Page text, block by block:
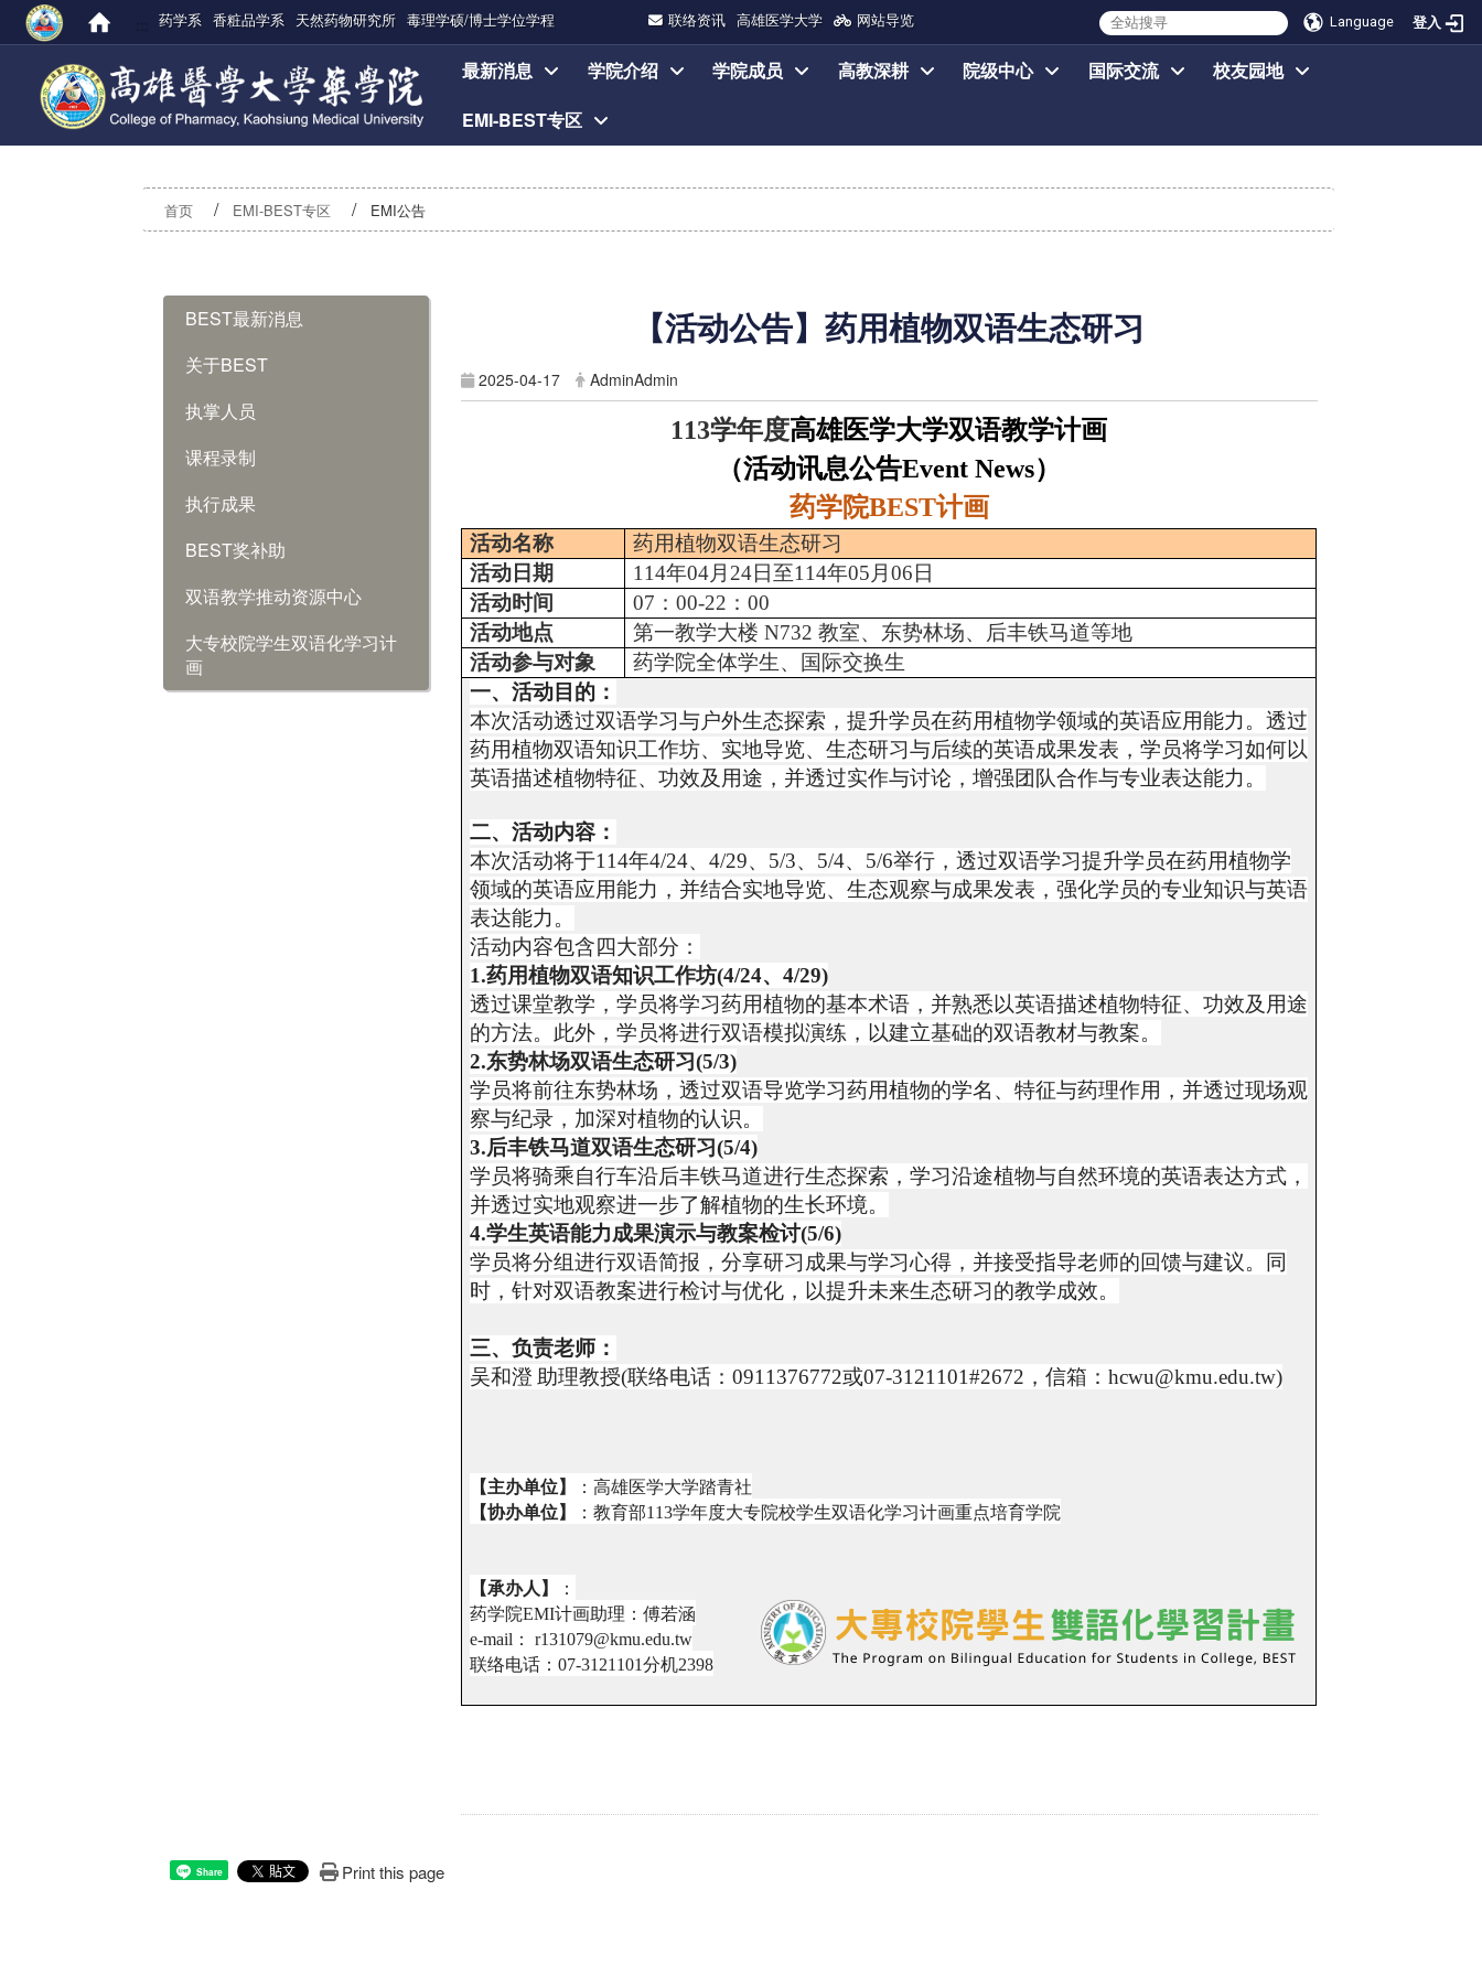
Language 登入
药学系 香粧品学系 天然药物研究所 毒理学硕/博士学位学程 联络资讯 高雄医学大学 网站导览
最新消息 学院介绍 学院成员 高教深耕 院级中心 国际交流
校友园地
EMI-BEST专区
首页 EMI-BEST专区 EMI公告
BEST最新消息
关于BEST
执掌人员
课程录制
执行成果
BEST奖补助
双语教学推动资源中心
大专校院学生双语化学习计
画
【活动公告】药用植物双语生态研习
2025-04-17 AdminAdmin
113学年度高雄医学大学双语教学计画
（活动讯息公告Event News）
药学院BEST计画
活动名称
药用植物双语生态研习
活动日期
114年04月 24日至114年05 月06日
活动时间
07 ：00-22 ：00
活动地点
第一教学大楼 N732教室、东势林场、后丰铁马道等地
活动参与对象
药学院全体学生、国际交换生
一、活动目的：
本次活动透过双语学习与户外生态探索，提升学员在药用植物学领域的英语应用能力。透过
药用植物双语知识工作坊、实地导览、生态研习与后续的英语成果发表，学员将学习如何以
英语描述植物特征、功效及用途，并透过实作与讨论，增强团队合作与专业表达能力。
二、活动内容：
本次活动将于114年4/24、4/29、 5/3、 5/4、 5/6举行，透过双语学习提升学员在药用植物学
领域的英语应用能力，并结合实地导览、生态观察与成果发表，强化学员的专业知识与英语
表达能力。
活动内容包含四大部分：
1.药用植物双语知识工作坊(4/24、4/29)
透过课堂教学，学员将学习药用植物的基本术语，并熟悉以英语描述植物特征、功效及用途
的方法。此外，学员将进行双语模拟演练，以建立基础的双语教材与教案。
2.东势林场双语生态研习(5/3)
学员将前往东势林场，透过双语导览学习药用植物的学名、特征与药理作用，并透过现场观
察与纪录，加深对植物的认识。
3.后丰铁马道双语生态研习(5/4)
学员将骑乘自行车沿后丰铁马道进行生态探索，学习沿途植物与自然环境的英语表达方式，
并透过实地观察进一步了解植物的生长环境。
4.学生英语能力成果演示与教案检讨(5/6)
学员将分组进行双语简报，分享研习成果与学习心得，并接受指导老师的回馈与建议。同
时，针对双语教案进行检讨与优化，以提升未来生态研习的教学成效。
三、负责老师：
吴和澄 助理教授(联络电话：0911376772或07-3121101#2672 ，信箱：hcwu@kmu.edu.tw)
【主办单位】
：高雄医学大学踏青社
【协办单位】
：教育部113学年度大专院校学生双语化学习计画重点培育学院
【承办人】
：
药学院EMI计画助理：傅若涵
e-mail ：
r131079@kmu.edu.tw
联络电话：07-3121101分机2398
Share Print this page